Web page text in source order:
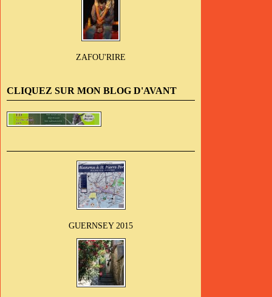
ZAFOU'RIRE
CLIQUEZ SUR MON BLOG D'AVANT
GUERNSEY 2015